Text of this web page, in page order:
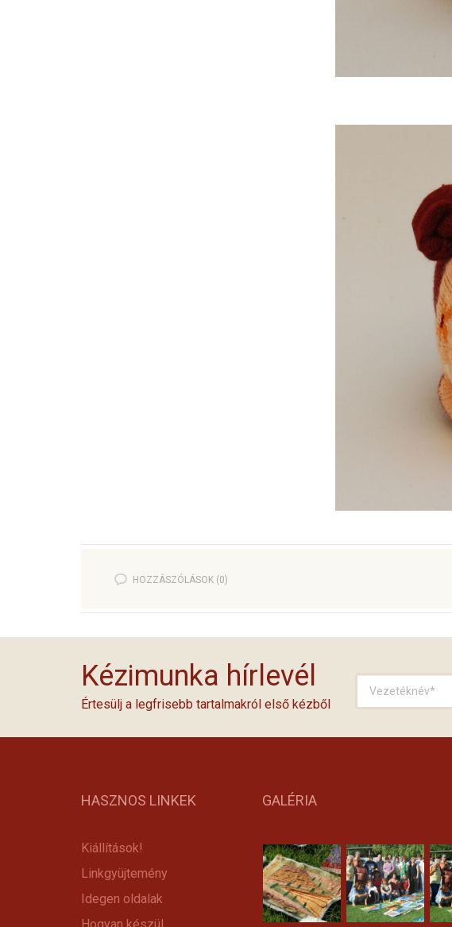
HOZZÁSZÓLÁSOK (0)
Kézimunka hírlevél
Értesülj a legfrisebb tartalmakról első kézből
HASZNOS LINKEK
Kiállítások!
Linkgyüjtemény
Idegen oldalak
GALÉRIA